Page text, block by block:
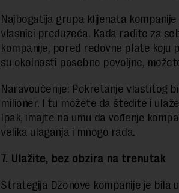
Najbogatija grupa klijenata
vlasnici preduzeća. Kada radite za
kompanije, pored redovne plate koju
su okolnosti posebno povoljne,
Naravoučenije: Pokretanje vlastitog
milioner. I tu možete da štedite i
Ipak, imajte na umu da vođenje
velika ulaganja i mnogo rada.
7. Ulažite, bez obzira na trenutak
Strategija Džonove kompanije je bila